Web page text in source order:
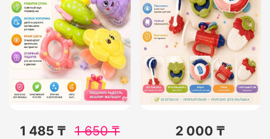
1 485 ₸ 1 650₸ 2 000 ₸